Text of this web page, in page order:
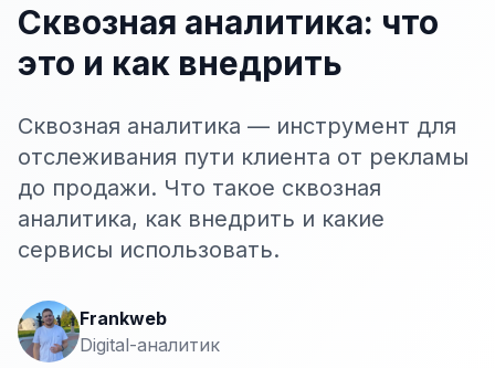
Сайт на OpenCart
Сайт на Joomla
Сайт на Laravel
КОНТЕКСТНАЯ РЕКЛАМА
Контекстная реклама
Сквозная аналитика: что
это и как внедрить
Сквозная аналитика — инструмент для
отслеживания пути клиента от рекламы
до продажи. Что такое сквозная
аналитика, как внедрить и какие
сервисы использовать.
Frankweb
Digital-аналитик